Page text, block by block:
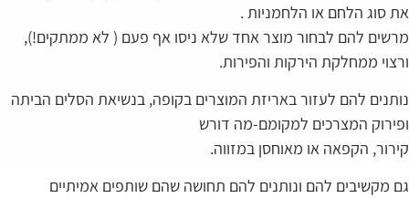
את סוג הלחם או הלחמניות .
מרשים להם לבחור מוצר אחד שלא ניסו אף פעם ( לא ממתקים!),
ורצוי ממחלקת הירקות והפירות.
נותנים להם לעזור באריזת המוצרים בקופה, בנשיאת הסלים הביתה
ופירוק המצרכים למקומם-מה דורש
קירור, הקפאה או מאוחסן במזווה.
גם מקשיבים להם ונותנים להם תחושה שהם שותפים אמיתיים